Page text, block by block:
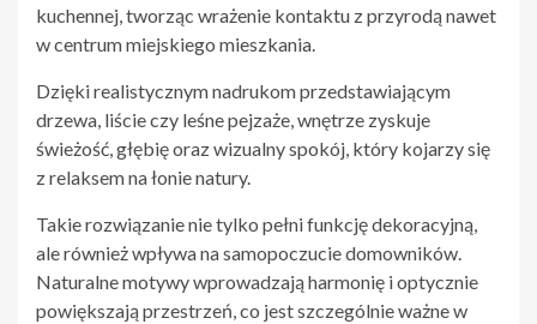
kuchennej, tworząc wrażenie kontaktu z przyrodą nawet
w centrum miejskiego mieszkania.
Dzięki realistycznym nadrukom przedstawiającym
drzewa, liście czy leśne pejzaże, wnętrze zyskuje
świeżość, głębię oraz wizualny spokój, który kojarzy się
z relaksem na łonie natury.
Takie rozwiązanie nie tylko pełni funkcję dekoracyjną,
ale również wpływa na samopoczucie domowników.
Naturalne motywy wprowadzają harmonię i optycznie
powiększają przestrzeń, co jest szczególnie ważne w